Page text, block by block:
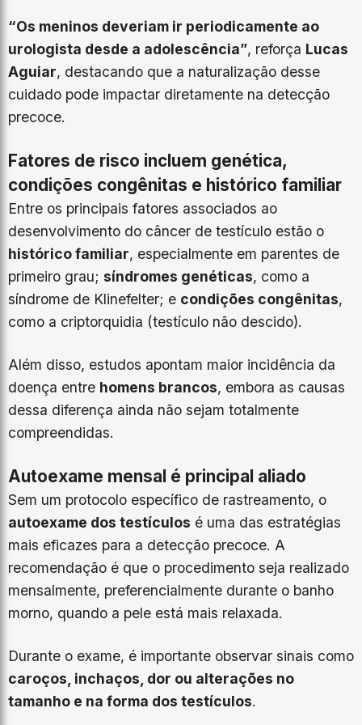
“Os meninos deveriam ir periodicamente ao
urologista desde a adolescência”, reforça Lucas
Aguiar, destacando que a naturalização desse
cuidado pode impactar diretamente na detecção
precoce.
Fatores de risco incluem genética,
condições congênitas e histórico familiar
Entre os principais fatores associados ao
desenvolvimento do câncer de testículo estão o
histórico familiar, especialmente em parentes de
primeiro grau; síndromes genéticas, como a
síndrome de Klinefelter; e condições congênitas,
como a criptorquidia (testículo não descido).
Além disso, estudos apontam maior incidência da
doença entre homens brancos, embora as causas
dessa diferença ainda não sejam totalmente
compreendidas.
Autoexame mensal é principal aliado
Sem um protocolo específico de rastreamento, o
autoexame dos testículos é uma das estratégias
mais eficazes para a detecção precoce. A
recomendação é que o procedimento seja realizado
mensalmente, preferencialmente durante o banho
morno, quando a pele está mais relaxada.
Durante o exame, é importante observar sinais como
caroços, inchaços, dor ou alterações no
tamanho e na forma dos testículos.